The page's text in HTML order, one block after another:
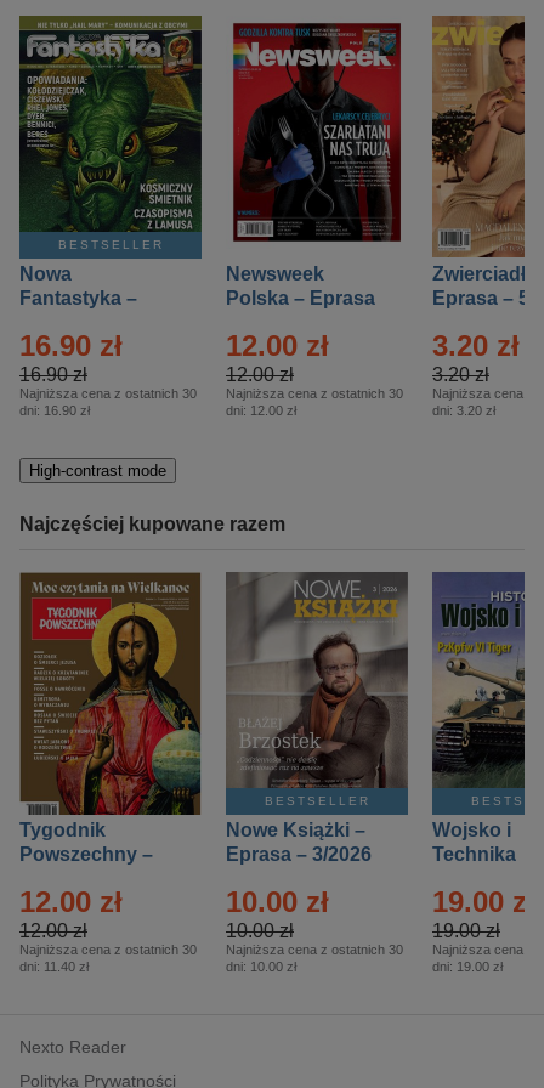
BESTSELLER
Nowa
Fantastyka –
16.90 zł
16.90 zł
Najniższa cena z ostatnich 30
dni: 16.90 zł
Newsweek
Polska – Eprasa
12.00 zł
12.00 zł
Najniższa cena z ostatnich 30
dni: 12.00 zł
Zwierciadło
Eprasa – 5/
3.20 zł
3.20 zł
Najniższa cena z
dni: 3.20 zł
High-contrast mode
Najczęściej kupowane razem
Tygodnik
Powszechny –
12.00 zł
12.00 zł
Najniższa cena z ostatnich 30
dni: 11.40 zł
BESTSELLER
Nowe Książki –
Eprasa – 3/2026
10.00 zł
10.00 zł
Najniższa cena z ostatnich 30
dni: 10.00 zł
Wojsko i
Technika
– 2/2026
19.00 zł
19.00 zł
Najniższa cena z
dni: 19.00 zł
Nexto Reader
Polityka Prywatności